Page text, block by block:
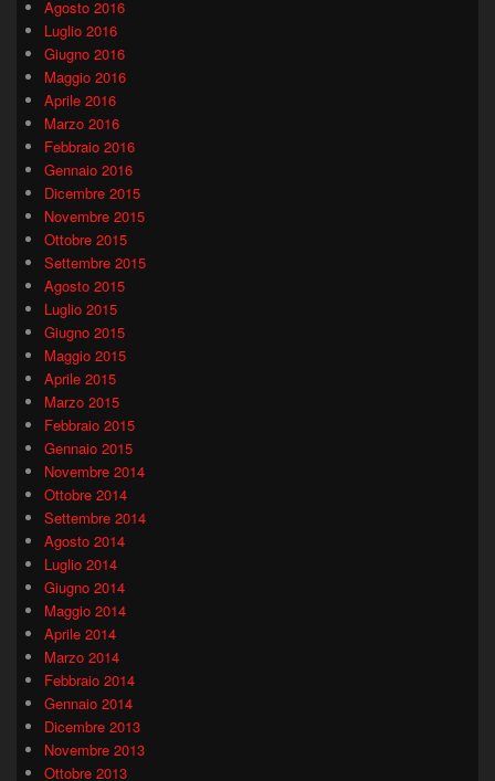
Agosto 2016
Luglio 2016
Giugno 2016
Maggio 2016
Aprile 2016
Marzo 2016
Febbraio 2016
Gennaio 2016
Dicembre 2015
Novembre 2015
Ottobre 2015
Settembre 2015
Agosto 2015
Luglio 2015
Giugno 2015
Maggio 2015
Aprile 2015
Marzo 2015
Febbraio 2015
Gennaio 2015
Novembre 2014
Ottobre 2014
Settembre 2014
Agosto 2014
Luglio 2014
Giugno 2014
Maggio 2014
Aprile 2014
Marzo 2014
Febbraio 2014
Gennaio 2014
Dicembre 2013
Novembre 2013
Ottobre 2013